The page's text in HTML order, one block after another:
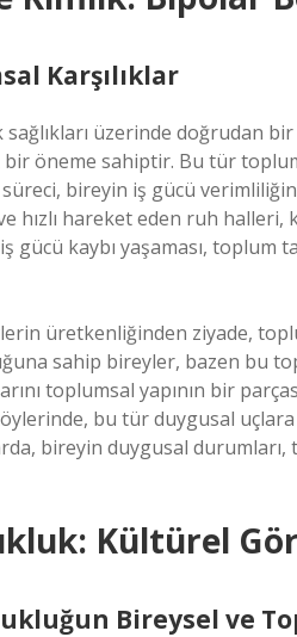
Karşılıklar
üzerinde doğrudan
öneme sahiptir. Bu tür
bireyin iş gücü
hızlı hareket eden ruh halleri,
kaybı yaşaması, toplum
üretkenliğinden ziyade,
sahip bireyler, bazen bu
toplumsal yapının bir
bu tür duygusal
bireyin duygusal durumları,
Kültürel
Bireysel ve